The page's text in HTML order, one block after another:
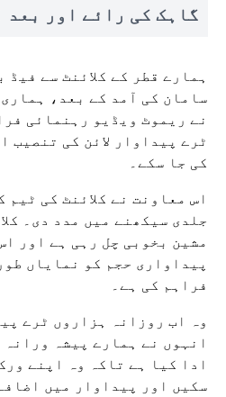
گاہک کی رائے اور بعد
ہمارے قطر کے کلائنٹ سے
سامان کی آمد کے بعد،
نے ریموٹ ویڈیو رہنمائی
ٹرے پیداوار لائن کی تنصیب
کی جا سکے۔
اس معاونت نے کلائنٹ کی
جلدی سیکھنے میں مدد دی۔
مشین بخوبی چل رہی ہے اور
پیداواری حجم کو نمایاں
فراہم کی ہے۔
وہ اب روزانہ ہزاروں ٹرے
انہوں نے ہمارے پیشہ
ادا کیا ہے تاکہ وہ اپنے
سکیں اور پیداوار میں